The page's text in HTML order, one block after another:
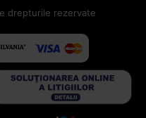
drepturile rezervate